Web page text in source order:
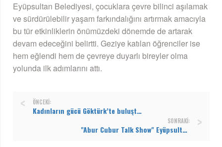
Eyüpsultan Belediyesi, çocuklara çevre bilinci aşılamak
ve sürdürülebilir yaşam farkındalığını artırmak amacıyla
bu tür etkinliklerin önümüzdeki dönemde de artarak
devam edeceğini belirtti. Geziye katılan öğrenciler ise
hem eğlendi hem de çevreye duyarlı bireyler olma
yolunda ilk adımlarını attı.
ÖNCEKI:
Kadınların gücü Göktürk’te buluştu: El emeği kazanca dönüşüyor
SONRAKI:
"Abur Cubur Talk Show" Eyüpsultan’ı kahkaya boğdu!